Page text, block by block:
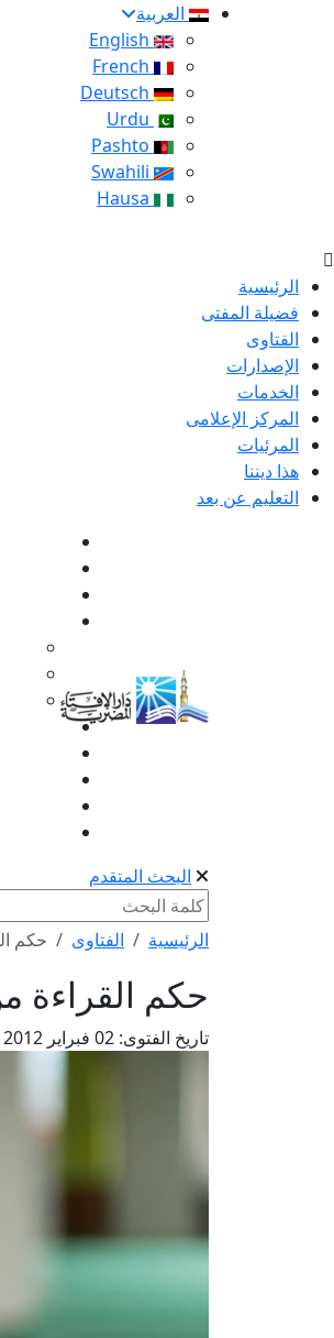
العربية
الرئيسية
فضيلة المفتى
الفتاوى
الإصدارات
الخدمات
المركز الإعلامى
المرئيات
هذا ديننا
التعليم عن بعد
البحث المتقدم
الرئيسية الفتاوى حكم
حكم القراءة
تاريخ الفتوى: